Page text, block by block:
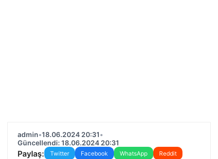
admin•18.06.2024 20:31•
Güncellendi: 18.06.2024 20:31
Paylaş: Twitter Facebook WhatsApp
Reddit